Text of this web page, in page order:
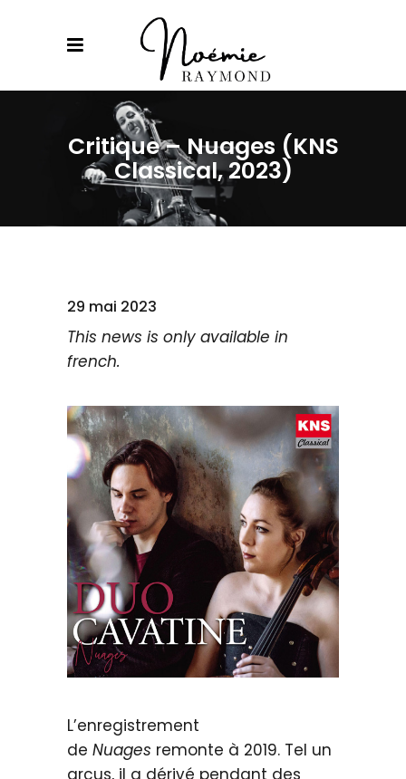
Critique – Nuages (KNS
Classical, 2023)
29 mai 2023
This news is only available in
french.
L’enregistrement
de Nuages remonte à 2019. Tel un
arcus, il a dérivé pendant des